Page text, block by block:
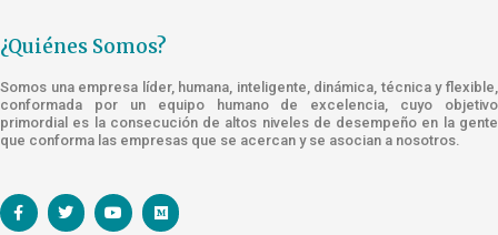
¿Quiénes Somos?
Somos una empresa líder, humana, inteligente, dinámica, técnica y flexible,
conformada por un equipo humano de excelencia, cuyo objetivo
primordial es la consecución de altos niveles de desempeño en la gente
que conforma las empresas que se acercan y se asocian a nosotros.